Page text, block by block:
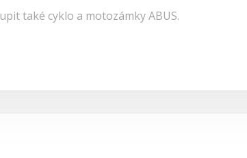
také cyklo a motozámky ABUS.